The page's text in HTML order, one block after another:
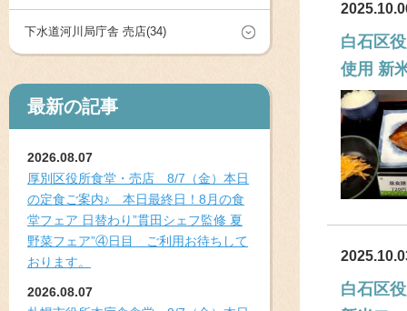
下水道河川局庁舎 売店(34)
最新の記事
2026.08.07
厚別区役所食堂・売店 8/7（金）本日
の定食ご案内♪ 本日最終日！8月の食
堂フェア 日替わり”貫田シェフ監修 夏
野菜フェア”④日目 ご利用お待ちして
おります。
2026.08.07
白石区
使用 新
白石区